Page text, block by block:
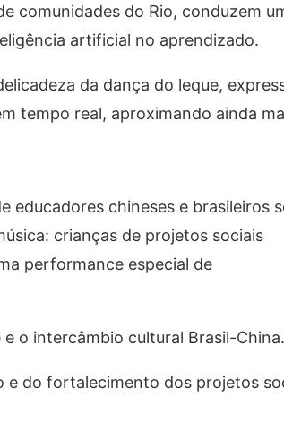
comunidades do Rio, conduzem
artificial no aprendizado.
da dança do leque,
tempo real, aproximando ainda
educadores chineses e brasileiros
crianças de projetos sociais
performance especial de
o intercâmbio cultural Brasil-China.
e do fortalecimento dos projetos